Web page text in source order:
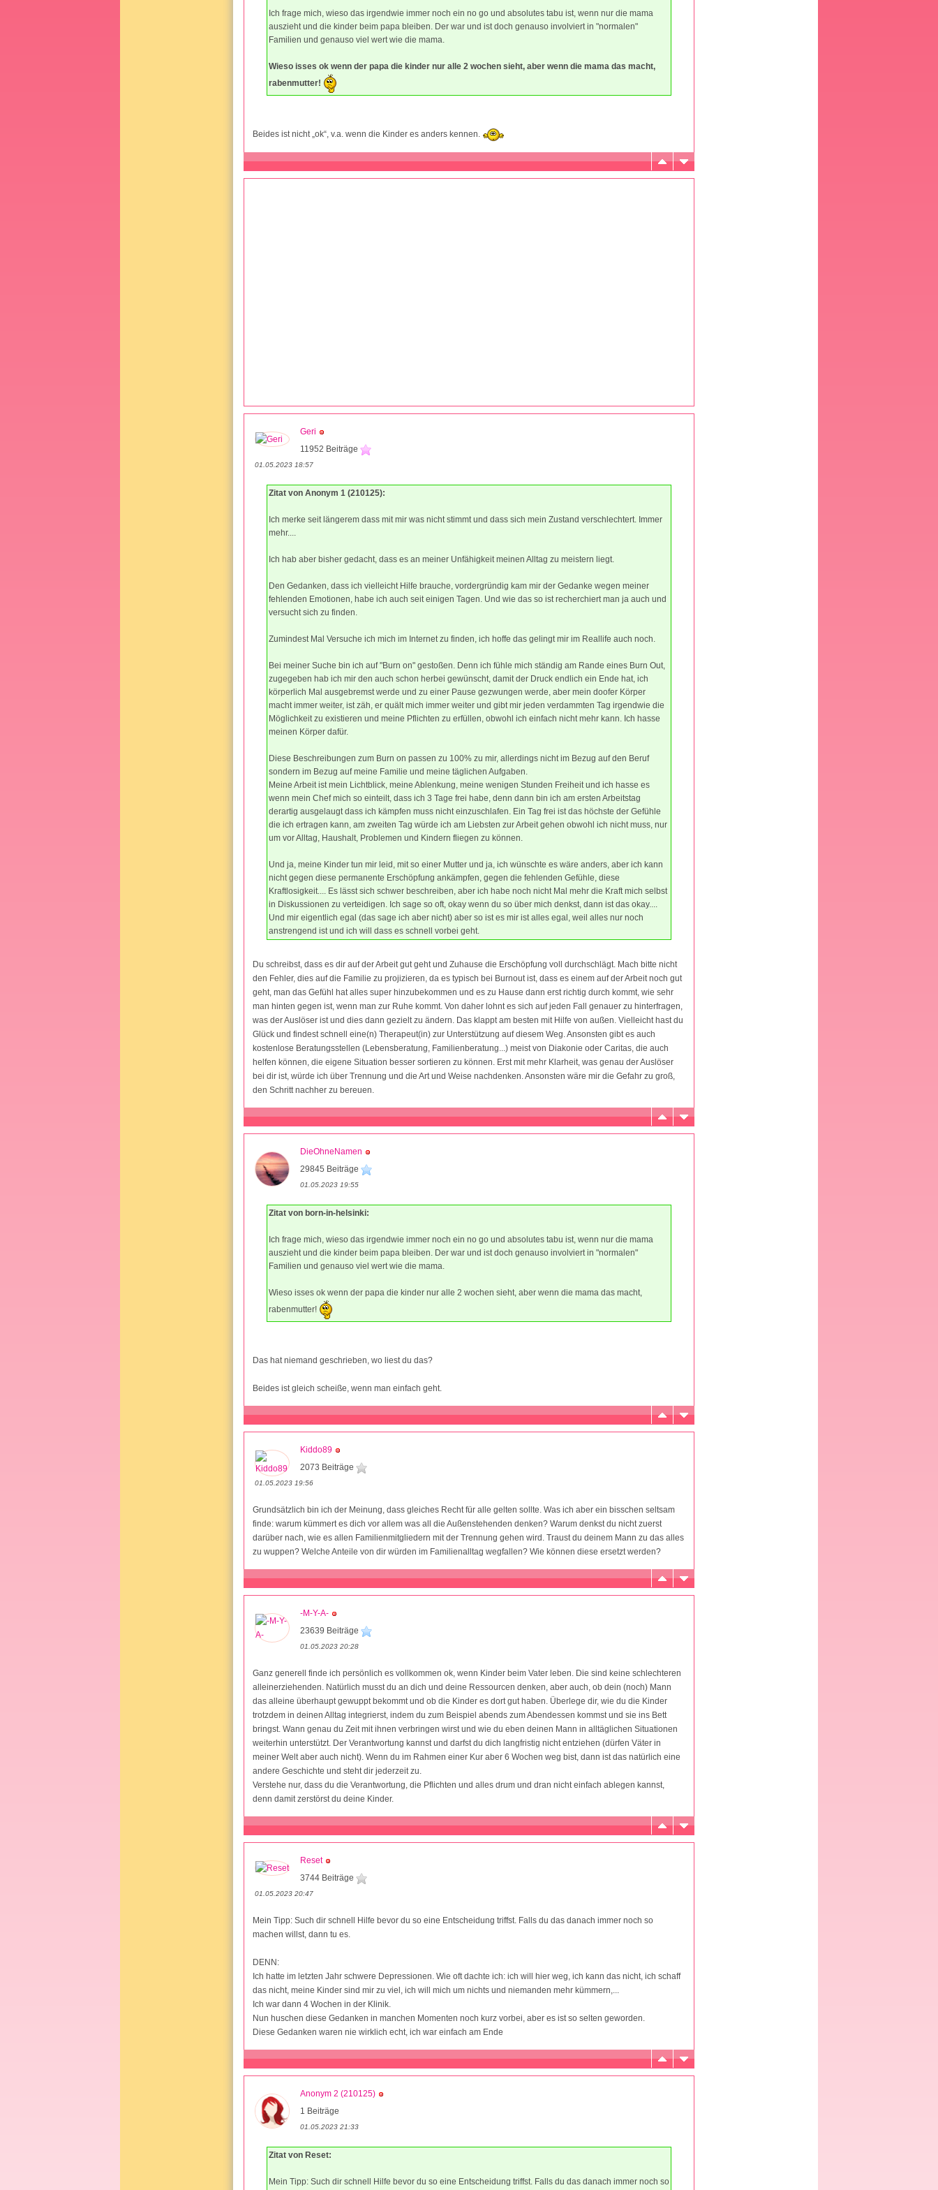
Ich frage mich, wieso das irgendwie immer noch ein no go und absolutes tabu ist, wenn nur die mama
auszieht und die kinder beim papa bleiben. Der war und ist doch genauso involviert in "normalen"
Familien und genauso viel wert wie die mama.
Wieso isses ok wenn der papa die kinder nur alle 2 wochen sieht, aber wenn die mama das macht,
rabenmutter!
Beides ist nicht „ok“, v.a. wenn die Kinder es anders kennen.
Geri
11952 Beiträge
01.05.2023 18:57
Zitat von Anonym 1 (210125):
Ich merke seit längerem dass mit mir was nicht stimmt und dass sich mein Zustand verschlechtert. Immer
mehr....
Ich hab aber bisher gedacht, dass es an meiner Unfähigkeit meinen Alltag zu meistern liegt.
Den Gedanken, dass ich vielleicht Hilfe brauche, vordergründig kam mir der Gedanke wegen meiner
fehlenden Emotionen, habe ich auch seit einigen Tagen. Und wie das so ist recherchiert man ja auch und
versucht sich zu finden.
Zumindest Mal Versuche ich mich im Internet zu finden, ich hoffe das gelingt mir im Reallife auch noch.
Bei meiner Suche bin ich auf "Burn on" gestoßen. Denn ich fühle mich ständig am Rande eines Burn Out,
zugegeben hab ich mir den auch schon herbei gewünscht, damit der Druck endlich ein Ende hat, ich
körperlich Mal ausgebremst werde und zu einer Pause gezwungen werde, aber mein doofer Körper
macht immer weiter, ist zäh, er quält mich immer weiter und gibt mir jeden verdammten Tag irgendwie die
Möglichkeit zu existieren und meine Pflichten zu erfüllen, obwohl ich einfach nicht mehr kann. Ich hasse
meinen Körper dafür.
Diese Beschreibungen zum Burn on passen zu 100% zu mir, allerdings nicht im Bezug auf den Beruf
sondern im Bezug auf meine Familie und meine täglichen Aufgaben.
Meine Arbeit ist mein Lichtblick, meine Ablenkung, meine wenigen Stunden Freiheit und ich hasse es
wenn mein Chef mich so einteilt, dass ich 3 Tage frei habe, denn dann bin ich am ersten Arbeitstag
derartig ausgelaugt dass ich kämpfen muss nicht einzuschlafen. Ein Tag frei ist das höchste der Gefühle
die ich ertragen kann, am zweiten Tag würde ich am Liebsten zur Arbeit gehen obwohl ich nicht muss, nur
um vor Alltag, Haushalt, Problemen und Kindern fliegen zu können.
Und ja, meine Kinder tun mir leid, mit so einer Mutter und ja, ich wünschte es wäre anders, aber ich kann
nicht gegen diese permanente Erschöpfung ankämpfen, gegen die fehlenden Gefühle, diese
Kraftlosigkeit.... Es lässt sich schwer beschreiben, aber ich habe noch nicht Mal mehr die Kraft mich selbst
in Diskussionen zu verteidigen. Ich sage so oft, okay wenn du so über mich denkst, dann ist das okay....
Und mir eigentlich egal (das sage ich aber nicht) aber so ist es mir ist alles egal, weil alles nur noch
anstrengend ist und ich will dass es schnell vorbei geht.
Du schreibst, dass es dir auf der Arbeit gut geht und Zuhause die Erschöpfung voll durchschlägt. Mach bitte nicht
den Fehler, dies auf die Familie zu projizieren, da es typisch bei Burnout ist, dass es einem auf der Arbeit noch gut
geht, man das Gefühl hat alles super hinzubekommen und es zu Hause dann erst richtig durch kommt, wie sehr
man hinten gegen ist, wenn man zur Ruhe kommt. Von daher lohnt es sich auf jeden Fall genauer zu hinterfragen,
was der Auslöser ist und dies dann gezielt zu ändern. Das klappt am besten mit Hilfe von außen. Vielleicht hast du
Glück und findest schnell eine(n) Therapeut(in) zur Unterstützung auf diesem Weg. Ansonsten gibt es auch
kostenlose Beratungsstellen (Lebensberatung, Familienberatung...) meist von Diakonie oder Caritas, die auch
helfen können, die eigene Situation besser sortieren zu können. Erst mit mehr Klarheit, was genau der Auslöser
bei dir ist, würde ich über Trennung und die Art und Weise nachdenken. Ansonsten wäre mir die Gefahr zu groß,
den Schritt nachher zu bereuen.
DieOhneNamen
29845 Beiträge
01.05.2023 19:55
Zitat von born-in-helsinki:
Ich frage mich, wieso das irgendwie immer noch ein no go und absolutes tabu ist, wenn nur die mama
auszieht und die kinder beim papa bleiben. Der war und ist doch genauso involviert in "normalen"
Familien und genauso viel wert wie die mama.
Wieso isses ok wenn der papa die kinder nur alle 2 wochen sieht, aber wenn die mama das macht,
rabenmutter!
Das hat niemand geschrieben, wo liest du das?
Beides ist gleich scheiße, wenn man einfach geht.
Kiddo89
2073 Beiträge
01.05.2023 19:56
Grundsätzlich bin ich der Meinung, dass gleiches Recht für alle gelten sollte. Was ich aber ein bisschen seltsam
finde: warum kümmert es dich vor allem was all die Außenstehenden denken? Warum denkst du nicht zuerst
darüber nach, wie es allen Familienmitgliedern mit der Trennung gehen wird. Traust du deinem Mann zu das alles
zu wuppen? Welche Anteile von dir würden im Familienalltag wegfallen? Wie können diese ersetzt werden?
-M-Y-A-
23639 Beiträge
01.05.2023 20:28
Ganz generell finde ich persönlich es vollkommen ok, wenn Kinder beim Vater leben. Die sind keine schlechteren
alleinerziehenden. Natürlich musst du an dich und deine Ressourcen denken, aber auch, ob dein (noch) Mann
das alleine überhaupt gewuppt bekommt und ob die Kinder es dort gut haben. Überlege dir, wie du die Kinder
trotzdem in deinen Alltag integrierst, indem du zum Beispiel abends zum Abendessen kommst und sie ins Bett
bringst. Wann genau du Zeit mit ihnen verbringen wirst und wie du eben deinen Mann in alltäglichen Situationen
weiterhin unterstützt. Der Verantwortung kannst und darfst du dich langfristig nicht entziehen (dürfen Väter in
meiner Welt aber auch nicht). Wenn du im Rahmen einer Kur aber 6 Wochen weg bist, dann ist das natürlich eine
andere Geschichte und steht dir jederzeit zu.
Verstehe nur, dass du die Verantwortung, die Pflichten und alles drum und dran nicht einfach ablegen kannst,
denn damit zerstörst du deine Kinder.
Reset
3744 Beiträge
01.05.2023 20:47
Mein Tipp: Such dir schnell Hilfe bevor du so eine Entscheidung triffst. Falls du das danach immer noch so
machen willst, dann tu es.
DENN:
Ich hatte im letzten Jahr schwere Depressionen. Wie oft dachte ich: ich will hier weg, ich kann das nicht, ich schaff
das nicht, meine Kinder sind mir zu viel, ich will mich um nichts und niemanden mehr kümmern,...
Ich war dann 4 Wochen in der Klinik.
Nun huschen diese Gedanken in manchen Momenten noch kurz vorbei, aber es ist so selten geworden.
Diese Gedanken waren nie wirklich echt, ich war einfach am Ende
Anonym 2 (210125)
1 Beiträge
01.05.2023 21:33
Zitat von Reset:
Mein Tipp: Such dir schnell Hilfe bevor du so eine Entscheidung triffst. Falls du das danach immer noch so